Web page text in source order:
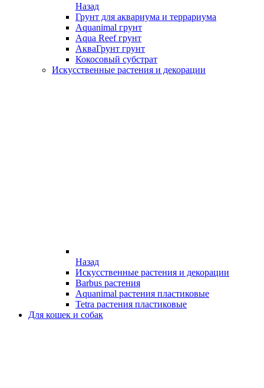
Назад
Грунт для аквариума и террариума
Aquanimal грунт
Aqua Reef грунт
АкваГрунт грунт
Кокосовый субстрат
Искусственные растения и декорации
Назад
Искусственные растения и декорации
Barbus растения
Aquanimal растения пластиковые
Tetra растения пластиковые
Для кошек и собак